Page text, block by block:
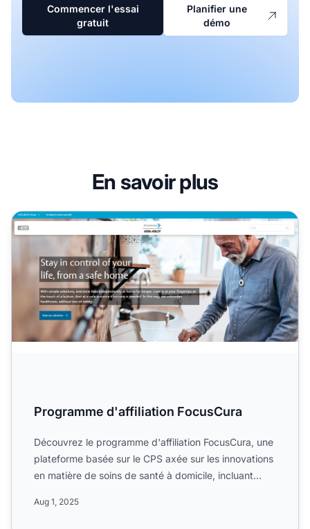
Commencer l'essai
gratuit
Planifier une
démo
En savoir plus
Programme d'affiliation FocusCura
Programme d'affiliation FocusCura
Découvrez le programme d'affiliation FocusCura, une
plateforme basée sur le CPS axée sur les innovations
en matière de soins de santé à domicile, incluant
Aug 1, 2025